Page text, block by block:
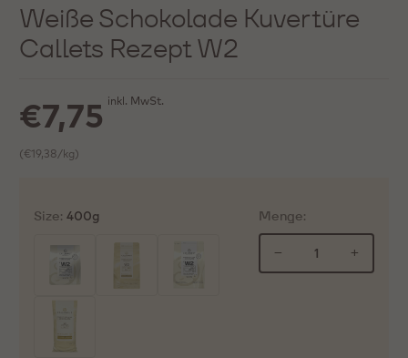
Weiße Schokolade Kuvertüre
Callets Rezept W2
€7,75 inkl. MwSt.
(€19,38/kg)
Size: 400g Menge:
− +